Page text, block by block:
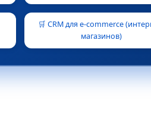
🛒 CRM для e-commerce
магазинов)